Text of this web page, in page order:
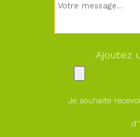
Ajoutez
Je souhaite